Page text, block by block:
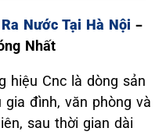
Nước Tại Hà Nội –
Nhất
hiệu Cnc là dòng sản
đình, văn phòng và
sau thời gian dài